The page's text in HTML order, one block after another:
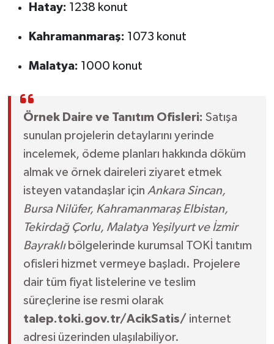
Hatay: 1238 konut
Kahramanmaraş: 1073 konut
Malatya: 1000 konut
Örnek Daire ve Tanıtım Ofisleri: Satışa
sunulan projelerin detaylarını yerinde
incelemek, ödeme planları hakkında döküm
almak ve örnek daireleri ziyaret etmek
isteyen vatandaşlar için Ankara Sincan,
Bursa Nilüfer, Kahramanmaraş Elbistan,
Tekirdağ Çorlu, Malatya Yeşilyurt ve İzmir
Bayraklıbölgelerinde kurumsal TOKİ tanıtım
ofisleri hizmet vermeye başladı. Projelere
dair tüm fiyat listelerine ve teslim
süreçlerine ise resmi olarak
talep.toki.gov.tr/AcikSatis/ internet
adresi üzerinden ulaşılabiliyor.